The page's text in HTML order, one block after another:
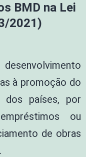
BMD na Lei
2021)
à promoção do
dos países, por
ou
de obras